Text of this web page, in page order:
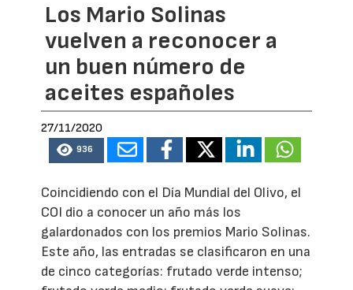
Los Mario Solinas
vuelven a reconocer a
un buen número de
aceites españoles
27/11/2020
936
Coincidiendo con el Día Mundial del Olivo, el
COI dio a conocer un año más los
galardonados con los premios Mario Solinas.
Este año, las entradas se clasificaron en una
de cinco categorías: frutado verde intenso;